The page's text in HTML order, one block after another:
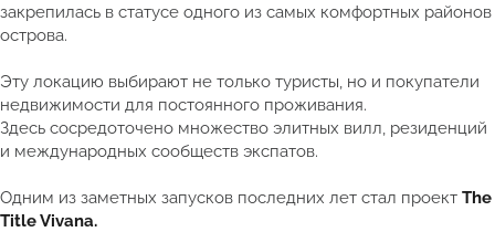
закрепилась в статусе одного из самых комфортных районов
острова.
Эту локацию выбирают не только туристы, но и покупатели
недвижимости для постоянного проживания.
Здесь сосредоточено множество элитных вилл, резиденций
и международных сообществ экспатов.
Одним из заметных запусков последних лет стал проект The
Title Vivana.